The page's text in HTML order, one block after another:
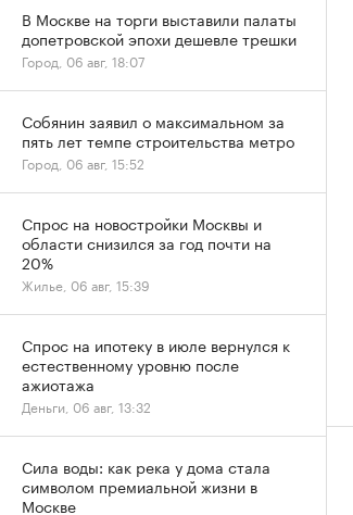
В Москве на торги выставили палаты
допетровской эпохи дешевле трешки
Город, 06 авг, 18:07
Собянин заявил о максимальном за
пять лет темпе строительства метро
Город, 06 авг, 15:52
Спрос на новостройки Москвы и
области снизился за год почти на
20%
Жилье, 06 авг, 15:39
Спрос на ипотеку в июле вернулся к
естественному уровню после
ажиотажа
Деньги, 06 авг, 13:32
Сила воды: как река у дома стала
символом премиальной жизни в
Москве